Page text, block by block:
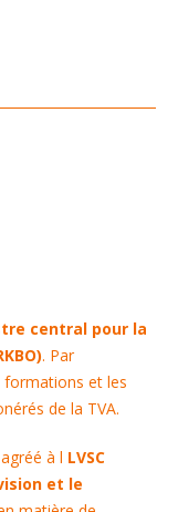
central pour la
. Par
formations et les
de la TVA.
à l LVSC
et le